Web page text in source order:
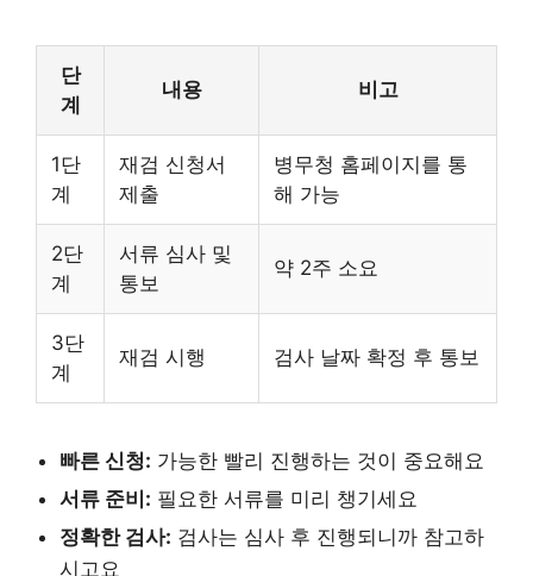
단
계
내용 비고
1단
계
재검 신청서
제출
병무청 홈페이지를 통
해 가능
2단
계
서류 심사 및
통보
약 2주 소요
3단
계
재검 시행 검사 날짜 확정 후 통보
빠른 신청: 가능한 빨리 진행하는 것이 중요해요
서류 준비: 필요한 서류를 미리 챙기세요
정확한 검사: 검사는 심사 후 진행되니까 참고하
시고요